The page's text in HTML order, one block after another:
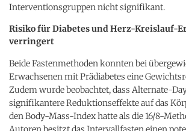
Interventionsgruppen nicht signifikant.
Risiko für Diabetes und Herz-Kreislauf-
verringert
Beide Fastenmethoden konnten bei
Erwachsenen mit Prädiabetes eine
Zudem wurde beobachtet, dass Alternate-
signifikantere Reduktionseffekte auf das
den Body-Mass-Index hatte als die 16/8-